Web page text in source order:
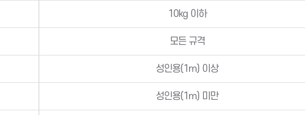
10kg 이하
모든 규격
성인용(1m) 이상
성인용(1m) 미만